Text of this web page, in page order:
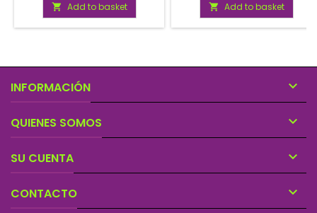
 Add to basket  Add to basket
INFORMACIÓN 
QUIENES SOMOS 
SU CUENTA 
CONTACTO 